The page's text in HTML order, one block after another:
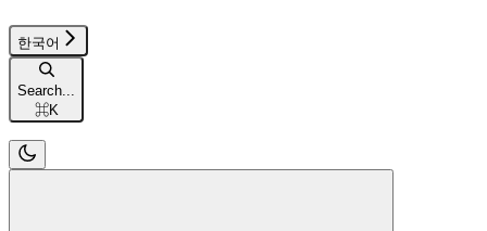
한국어
Search...
⌘K